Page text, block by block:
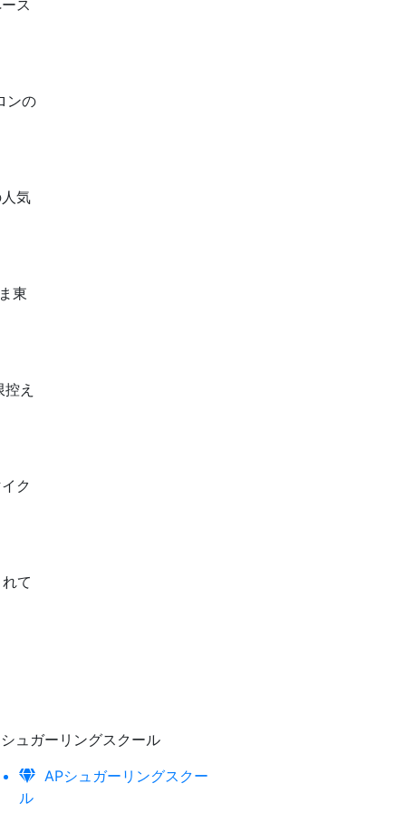
ス
ンの
気
東
え
ク
て
シュガーリングスクール
APシュガーリングスクー
ル